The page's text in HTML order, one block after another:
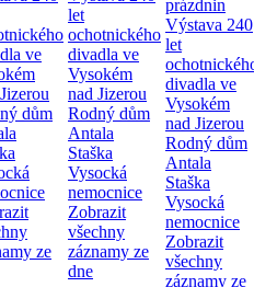
ve
dům
ze
let
ochotnického
divadla ve
Vysokém
nad Jizerou
Rodný dům
Antala
Staška
Vysocká
nemocnice
Zobrazit
všechny
záznamy ze
dne
prázdnin
Výstava 240
let
divadla ve
Vysokém
nad Jizerou
Rodný dům
Antala
Staška
Vysocká
nemocnice
Zobrazit
všechny
záznamy ze